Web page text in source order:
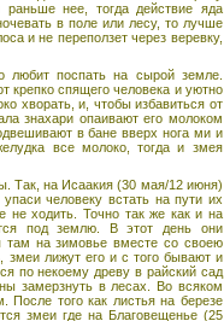
нее, тогда действие яда
в поле или лесу, то лучше
и не переползет через веревку,
любит поспать на сырой земле.
крепко спящего человека и уютно
хворать, и, чтобы избавиться от
знахари опаивают его молоком
в бане вверх нога ми и
все молоко, тогда и змея
Так, на Исаакия (30 мая/12 июня)
человеку встать на пути их
ходить. Точно так же как и на
под землю. В этот день они
там на зимовье вместе со своею
змеи лижут его и с того бывают и
по некоему древу в райский сад
замерзнуть в лесах. Во всяком
После того как листья на березе
змеи где на Благовещенье (25